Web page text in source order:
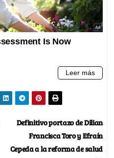
Definitivo portazo de Dilian
Francisca Toro y Efraín
Cepeda a la reforma de salud